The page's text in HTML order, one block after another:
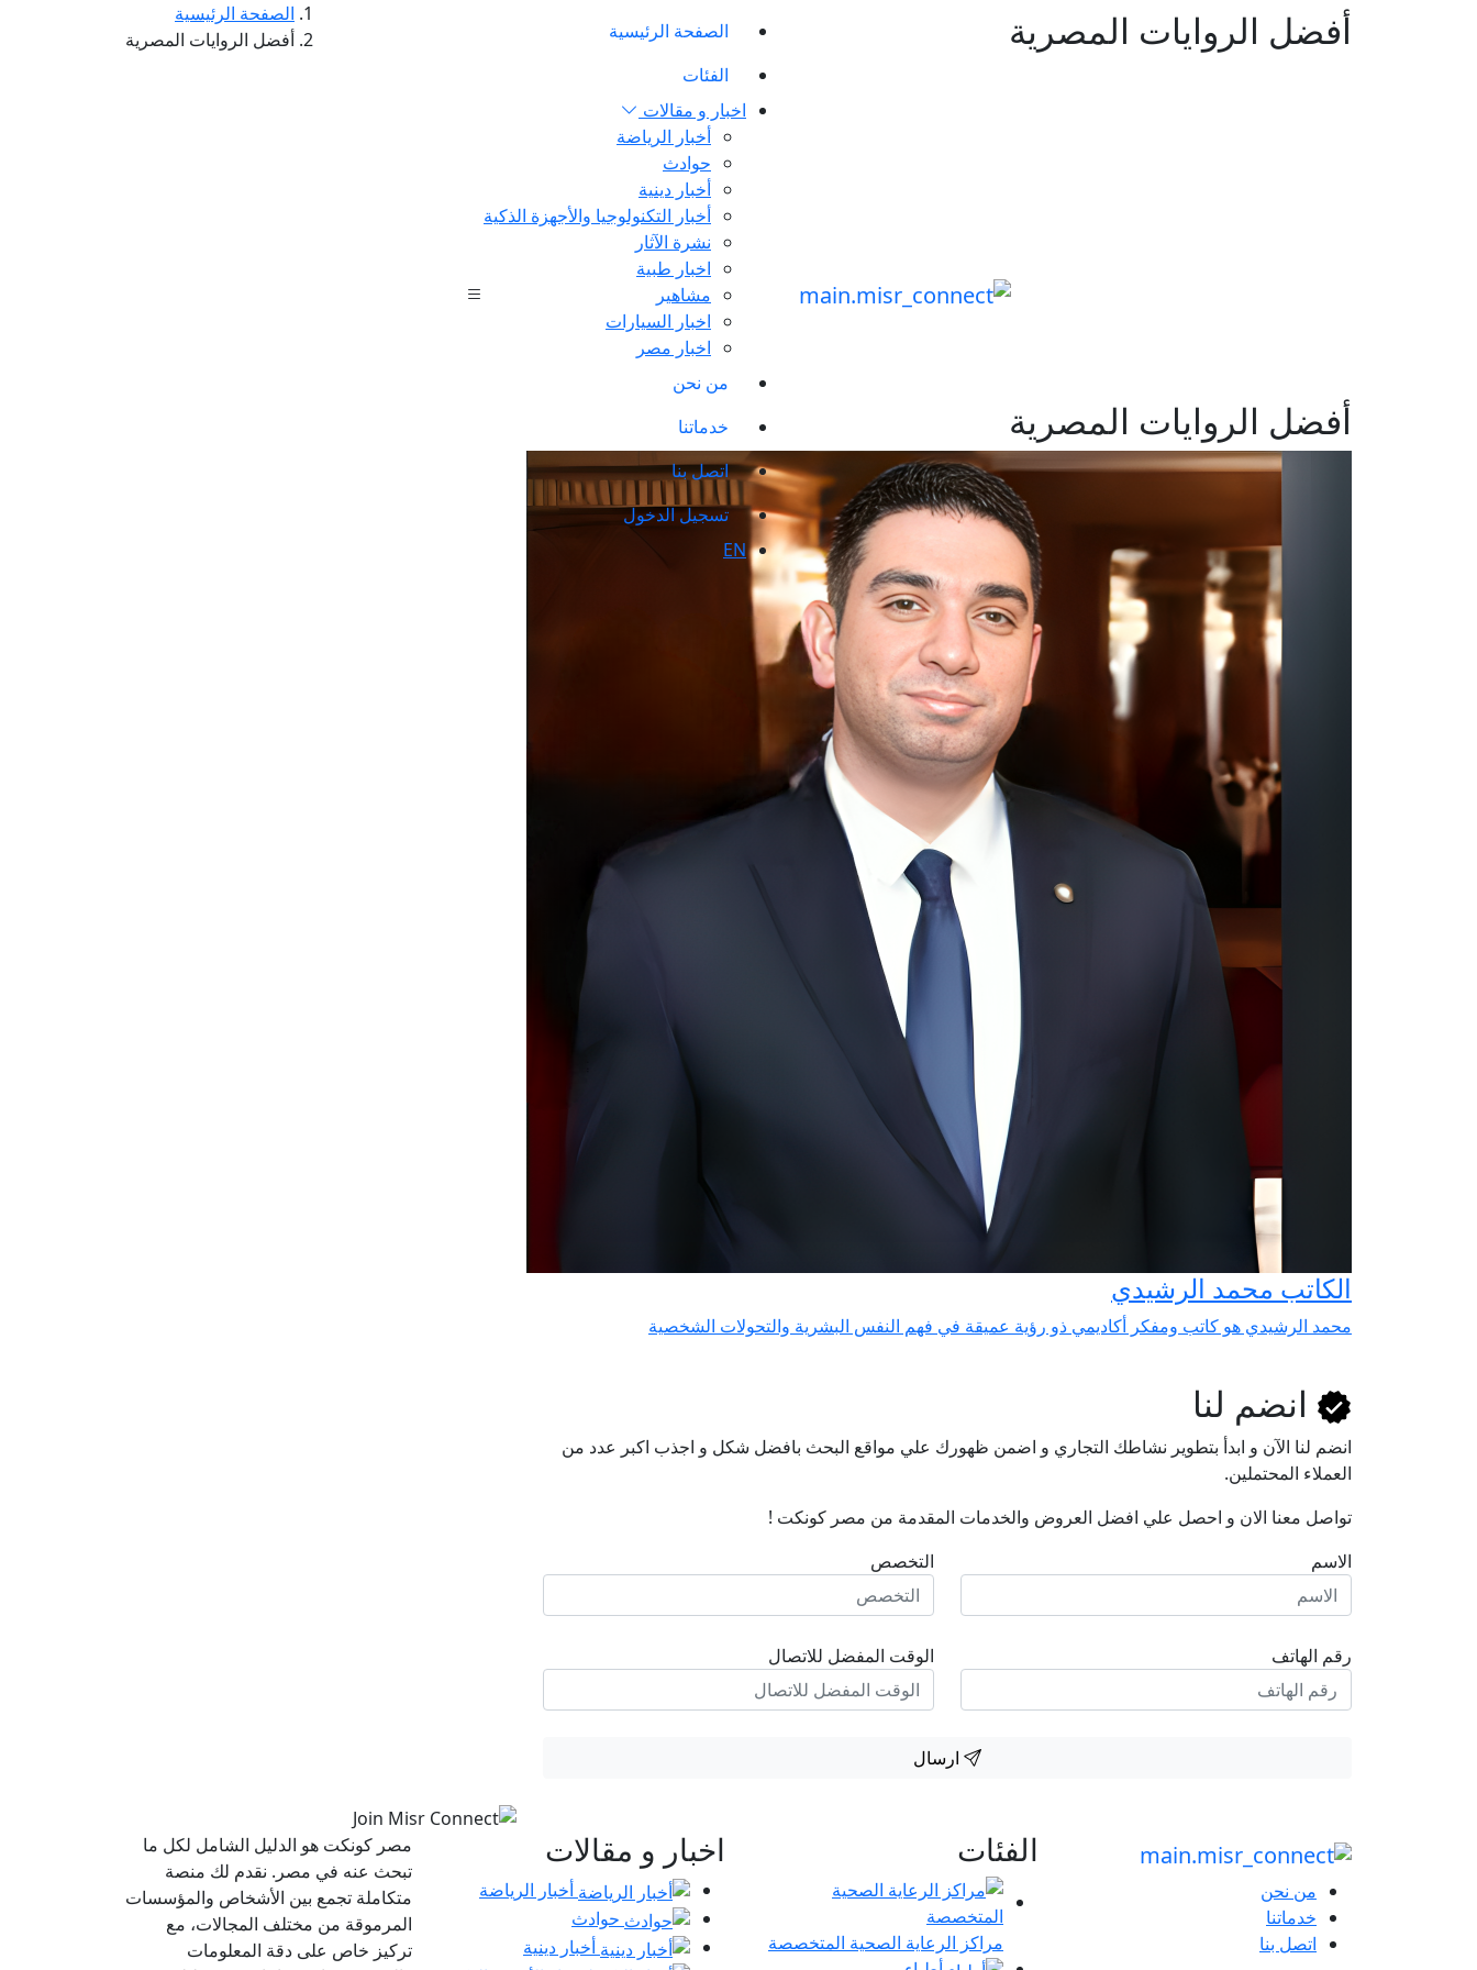
الصفحة الرئيسية
الفئات
اخبار و مقالات
أخبار الرياضة
حوادث
أخبار دينية
أخبار التكنولوجيا والأجهزة الذكية
نشرة الآثار
اخبار طبية
مشاهير
اخبار السيارات
اخبار مصر
من نحن
خدماتنا
اتصل بنا
تسجيل الدخول
EN
أفضل الروايات المصرية
الصفحة الرئيسية
أفضل الروايات المصرية
أفضل الروايات المصرية
الكاتب محمد الرشيدي
محمد الرشيدي هو كاتب ومفكر أكاديمي ذو رؤية عميقة في فهم النفس البشرية والتحولات الشخصية
انضم لنا
انضم لنا اﻵن و ابدأ بتطوير نشاطك التجاري و اضمن ظهورك علي مواقع البحث بافضل شكل و اجذب اكبر عدد من
العملاء المحتملين.
تواصل معنا الان و احصل علي افضل العروض والخدمات المقدمة من مصر كونكت !
الاسم
رقم الهاتف
التخصص
الوقت المفضل للاتصال
ارسال
من نحن
خدماتنا
اتصل بنا
الفئات
مراكز الرعاية الصحية المتخصصة
اخبار و مقالات
أخبار الرياضة
حوادث
أخبار دينية
مصر كونكت هو الدليل الشامل لكل ما
تبحث عنه في مصر. نقدم لك منصة
متكاملة تجمع بين الأشخاص والمؤسسات
المرموقة من مختلف المجالات، مع
تركيز خاص على دقة المعلومات